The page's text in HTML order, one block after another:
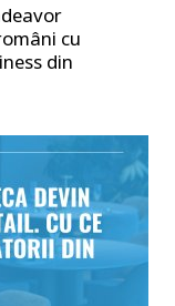
cu
din